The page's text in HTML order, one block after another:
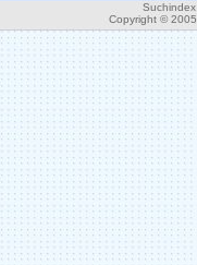
Copyright ©